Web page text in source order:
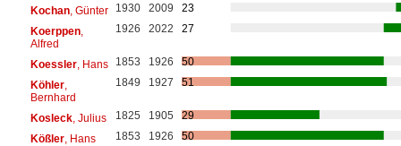
Kochan, Günter 1930 2009
23
Koerppen,
Alfred
1926 2022 27
Koessler, Hans 1853 1926
50
Köhler,
Bernhard
1849 1927 51
Kosleck, Julius 1825 1905
29
Kößler, Hans 1853 1926
50